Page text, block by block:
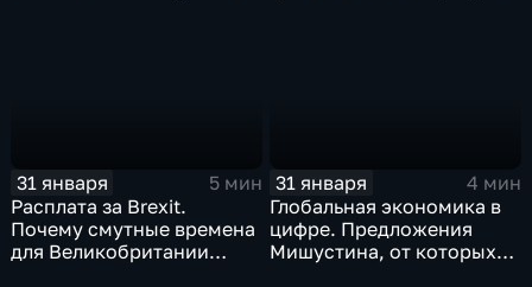
31 января
5 мин
Расплата за Brexit.
Почему смутные времена
для Великобритании
31 января
4 мин
Глобальная экономика в
цифре. Предложения
Мишустина, от которых